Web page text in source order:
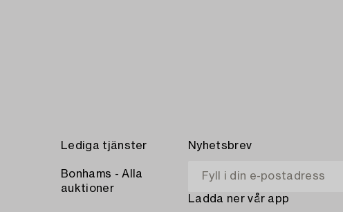
Lediga tjänster
Bonhams - Alla
auktioner
Nyhetsbrev
Ladda ner vår app